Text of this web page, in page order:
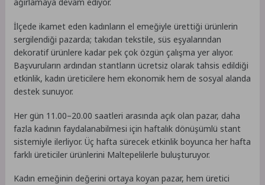
İlçede ikamet eden kadınların el emeğiyle ürettiği ürünlerin
sergilendiği pazarda; takıdan tekstile, süs eşyalarından
dekoratif ürünlere kadar pek çok özgün çalışma yer alıyor.
Başvuruların ardından stantların ücretsiz olarak tahsis edildiği
etkinlik, kadın üreticilere hem ekonomik hem de sosyal alanda
destek sunuyor.
Her gün 11.00–20.00 saatleri arasında açık olan pazar, daha
fazla kadının faydalanabilmesi için haftalık dönüşümlü stant
sistemiyle ilerliyor. Üç hafta sürecek etkinlik boyunca her hafta
farklı üreticiler ürünlerini Maltepelilerle buluşturuyor.
Kadın emeğinin değerini ortaya koyan pazar, hem üretici